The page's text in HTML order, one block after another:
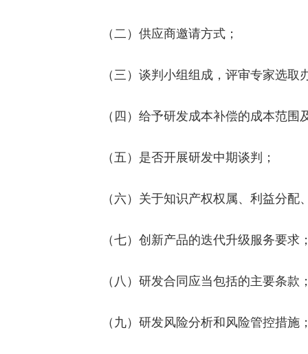
（二）供应商邀请方式；
（三）谈判小组组成，评审专家选取
（四）给予研发成本补偿的成本范围
（五）是否开展研发中期谈判；
（六）关于知识产权权属、利益分配
（七）创新产品的迭代升级服务要求
（八）研发合同应当包括的主要条款
（九）研发风险分析和风险管控措施